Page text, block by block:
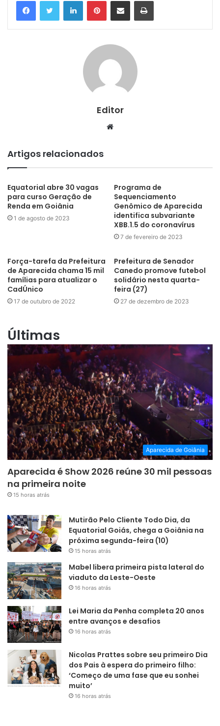
Editor
Website
Artigos relacionados
Equatorial abre 30 vagas
para curso Geração de
Renda em Goiânia
1 de agosto de 2023
Programa de
Sequenciamento
Genômico de Aparecida
identifica subvariante
XBB.1.5 do coronavírus
7 de fevereiro de 2023
Força-tarefa da Prefeitura
de Aparecida chama 15 mil
famílias para atualizar o
CadÚnico
17 de outubro de 2022
Prefeitura de Senador
Canedo promove futebol
solidário nesta quarta-
feira (27)
27 de dezembro de 2023
Últimas
Aparecida de Goiânia
Aparecida é Show 2026 reúne 30 mil pessoas
na primeira noite
15 horas atrás
Mutirão Pelo Cliente Todo Dia, da
Equatorial Goiás, chega a Goiânia na
próxima segunda-feira (10)
15 horas atrás
Mabel libera primeira pista lateral do
viaduto da Leste-Oeste
16 horas atrás
Lei Maria da Penha completa 20 anos
entre avanços e desafios
16 horas atrás
Nicolas Prattes sobre seu primeiro Dia
dos Pais à espera do primeiro filho:
‘Começo de uma fase que eu sonhei
muito’
16 horas atrás